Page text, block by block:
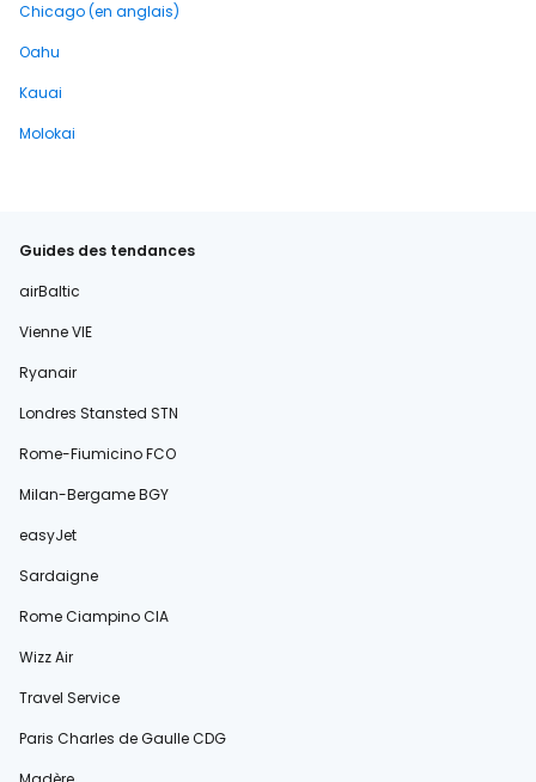
Chicago (en anglais)
Oahu
Kauai
Molokai
Guides des tendances
airBaltic
Vienne VIE
Ryanair
Londres Stansted STN
Rome-Fiumicino FCO
Milan-Bergame BGY
easyJet
Sardaigne
Rome Ciampino CIA
Wizz Air
Travel Service
Paris Charles de Gaulle CDG